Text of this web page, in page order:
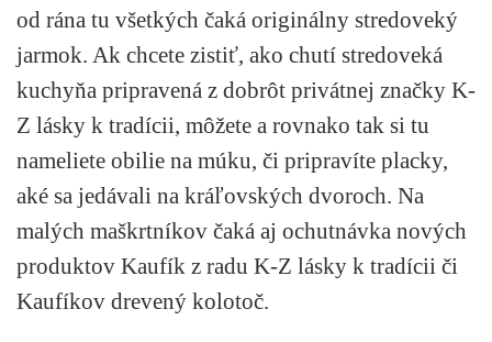
od rána tu všetkých čaká originálny stredoveký
jarmok. Ak chcete zistiť, ako chutí stredoveká
kuchyňa pripravená z dobrôt privátnej značky K-
Z lásky k tradícii, môžete a rovnako tak si tu
nameliete obilie na múku, či pripravíte placky,
aké sa jedávali na kráľovských dvoroch. Na
malých maškrtníkov čaká aj ochutnávka nových
produktov Kaufík z radu K-Z lásky k tradícii či
Kaufíkov drevený kolotoč.